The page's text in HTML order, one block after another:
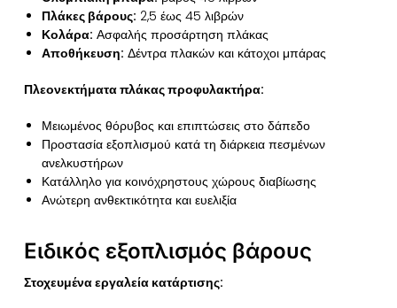
Πλάκες βάρους: 2,5 έως 45 λιβρών
Κολάρα: Ασφαλής προσάρτηση πλάκας
Αποθήκευση: Δέντρα πλακών και κάτοχοι μπάρας
Πλεονεκτήματα πλάκας προφυλακτήρα:
Μειωμένος θόρυβος και επιπτώσεις στο δάπεδο
Προστασία εξοπλισμού κατά τη διάρκεια πεσμένων
ανελκυστήρων
Κατάλληλο για κοινόχρηστους χώρους διαβίωσης
Ανώτερη ανθεκτικότητα και ευελιξία
Ειδικός εξοπλισμός βάρους
Στοχευμένα εργαλεία κατάρτισης: